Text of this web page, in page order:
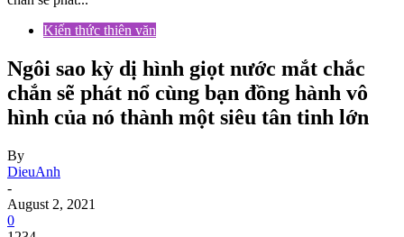
Kiến thức thiên văn
Ngôi sao kỳ dị hình giọt nước mắt chắc
chắn sẽ phát nổ cùng bạn đồng hành vô
hình của nó thành một siêu tân tinh lớn
By
DieuAnh
-
August 2, 2021
0